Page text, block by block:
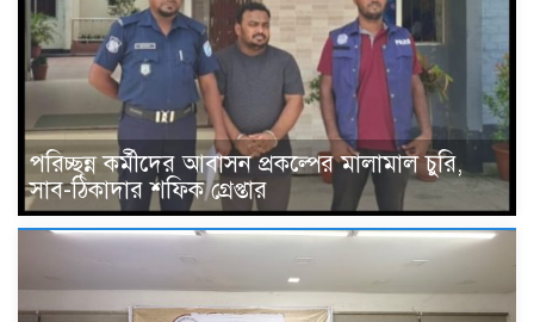
পরিচ্ছন্ন কর্মীদের আবাসন প্রকল্পের মালামাল চুরি,
সাব-ঠিকাদার শফিক গ্রেপ্তার